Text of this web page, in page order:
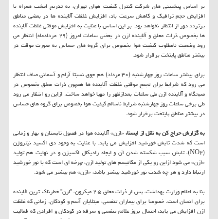
بر اساس پیشبینی های شركت كنترل كیفیت هوای تهران، به تدریج امشب همراه با
افزایش حجم ترافیك و كاهش سرعت باد، افزایش غلظت آلاینده ها در بعضی مناطق
پرتردد دور از انتظار نخواهد بود. بر این اساس با عنایت به افزایش موقتی غلظت آلاینده
ها بخصوص ذرات معلق و آلاینده ازن در بعضی ساعات امروز (۲۹ مردادماه) انتظار می
رود وضعیت نامطلوب كیفیت هوا بخصوص برای گروه های حساس به صورت موقت در
بیشتر مناطق پایتخت برقرار شود.
برای بیشتر ساعات روز چهارشنبه (۳۰ مرداد) هم جوی نسبتا آرام و آسمانی صاف انتظار
می رود كه شرایط برای تجمع موقتی غلظت آلاینده ها همچون ذرات معلق بخصوص در
صبحگاه و آلاینده ازن طی ساعات بعدازظهر را مهیا خواهد ساخت. ازاین رو انتظار می رود
طی برخی ساعات روز چهارشنبه شرایط ناسالم كیفیت هوا بخصوص برای گروه های حساس
در بیشتر مناطق پایتخت برقرار شود.
به گزارش حراج كن به نقل از ایسنا،«ازن» آلاینده هوا در فصول تابستان و بهار و زمانی
است كه شدت تابش خورشید افزایش می یابد. با عنایت به وجود دی اكسید نیتروژن
(NO۲)، تابش سبب شكسته شدن آن و ایجاد رادیكال اكسیژن و در نهایت هم تولید
«ازن» می شود ازاین رو یكی از مكانیسم های تولید ازن، چرخه ای است كه با نور خورشید
ارتباط دارد و هر چه شدت نور خورشید بیشتر باشد، «ازن» هم بیشتر می شود.
بنا به اعلام وزارت بهداشت، پس از ذرات معلق ۲.۵ میكرون، "ازن" خطرناك ترین آلاینده
برای انسان است. خصوصا برای بیماران تنفسی، مبتلایان آسم و كودكان. زمانی كه غلظت
ازن افزایش می یابد، احتمال بروز علائم تنفسی و سرفه در كودكان و افرادی كه فعالیت